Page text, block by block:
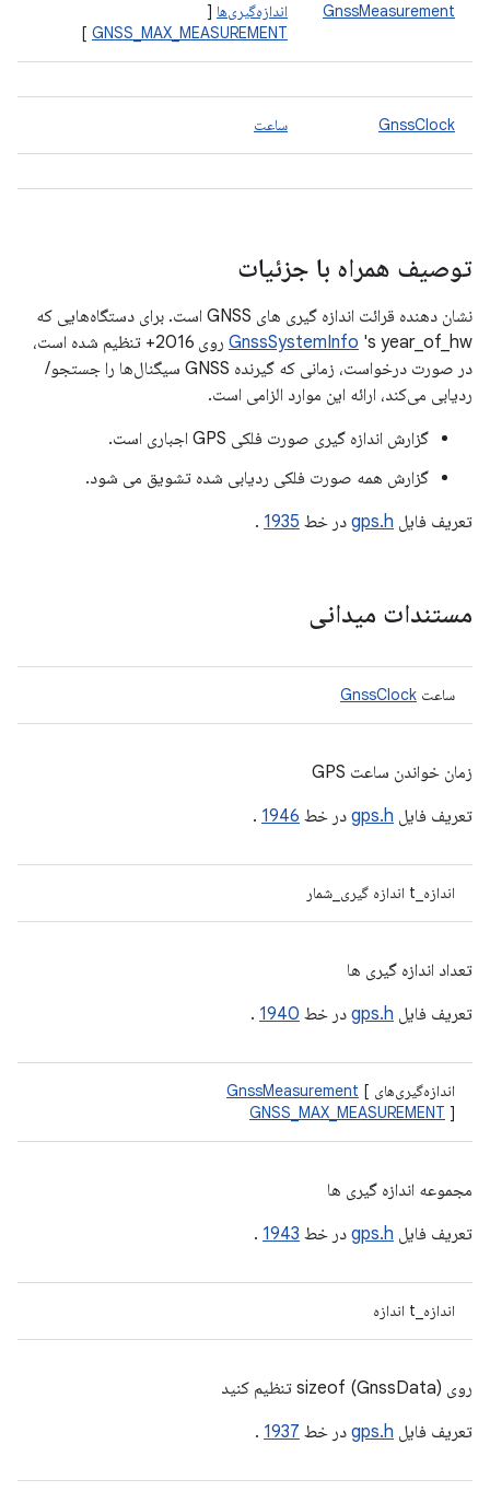
GnssMeasurement اندازه‌گیری‌ها [
GNSS_MAX_MEASUREMENT
]
GnssClock ساعت
توصیف همراه با جزئیات
نشان دهنده قرائت اندازه گیری های GNSS است. برای دستگاه‌هایی که
GnssSystemInfo
's year_of_hw روی 2016+ تنظیم شده است،
در صورت درخواست، زمانی که گیرنده GNSS سیگنال‌ها را جستجو/
ردیابی می‌کند، ارائه این موارد الزامی است.
گزارش اندازه گیری صورت فلکی GPS اجباری است.
گزارش همه صورت فلکی ردیابی شده تشویق می شود.
تعریف فایل gps.h در خط 1935
.
مستندات میدانی
ساعت GnssClock
زمان خواندن ساعت GPS
تعریف فایل gps.h در خط 1946
.
اندازه_t اندازه گیری_شمار
تعداد اندازه گیری ها
تعریف فایل gps.h در خط 1940
.
اندازه‌گیری‌های GnssMeasurement [
GNSS_MAX_MEASUREMENT ]
مجموعه اندازه گیری ها
تعریف فایل gps.h در خط 1943
.
اندازه_t اندازه
روی sizeof (GnssData) تنظیم کنید
تعریف فایل gps.h در خط 1937
.